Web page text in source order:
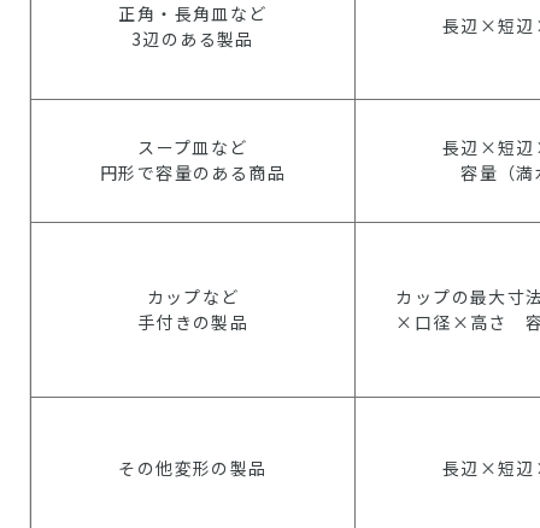
正角・長角皿など
3辺のある製品
長辺×短
スープ皿など
円形で容量のある商品
長辺×短
容量（満
カップなど
手付きの製品
カップの最大寸
×口径×高さ 容
その他変形の製品 長辺×短